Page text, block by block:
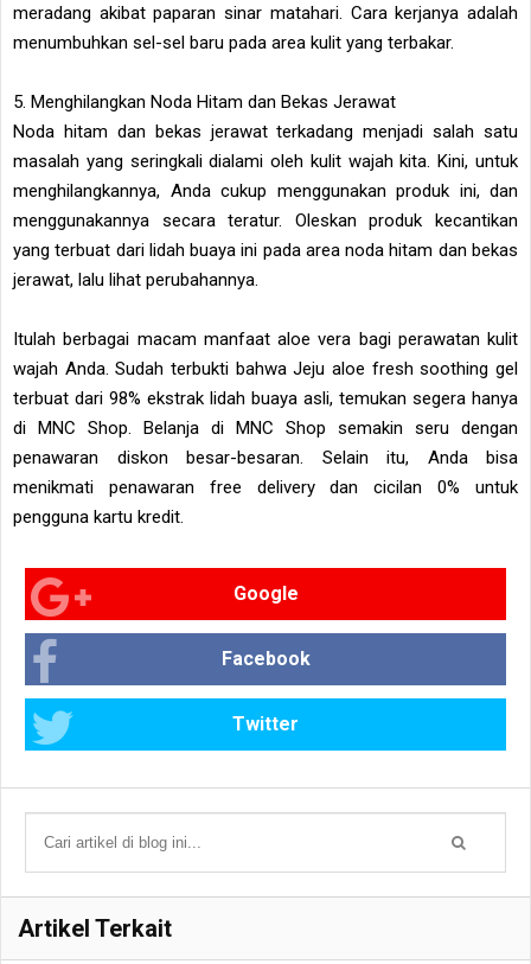
meradang akibat paparan sinar matahari. Cara kerjanya adalah
menumbuhkan sel-sel baru pada area kulit yang terbakar.
5. Menghilangkan Noda Hitam dan Bekas Jerawat
Noda hitam dan bekas jerawat terkadang menjadi salah satu
masalah yang seringkali dialami oleh kulit wajah kita. Kini, untuk
menghilangkannya, Anda cukup menggunakan produk ini, dan
menggunakannya secara teratur. Oleskan produk kecantikan
yang terbuat dari lidah buaya ini pada area noda hitam dan bekas
jerawat, lalu lihat perubahannya.
Itulah berbagai macam manfaat aloe vera bagi perawatan kulit
wajah Anda. Sudah terbukti bahwa Jeju aloe fresh soothing gel
terbuat dari 98% ekstrak lidah buaya asli, temukan segera hanya
di MNC Shop. Belanja di MNC Shop semakin seru dengan
penawaran diskon besar-besaran. Selain itu, Anda bisa
menikmati penawaran free delivery dan cicilan 0% untuk
pengguna kartu kredit.
Google
Facebook
Twitter
Artikel Terkait